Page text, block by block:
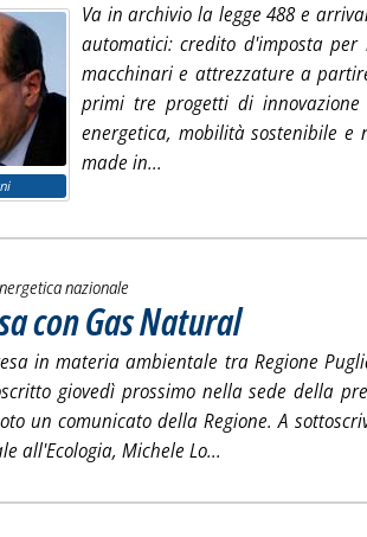
Va in archivio la legge 488 e
automatici: credito d'imposta
macchinari e attrezzature a
primi tre progetti di innovazione
energetica, mobilità sostenibile e
made in...
nazionale
con Gas Natural. Pubblicata lunedì 18
in materia ambientale tra Regione
giovedì prossimo nella sede della
un comunicato della Regione. A
all'Ecologia, Michele Lo...